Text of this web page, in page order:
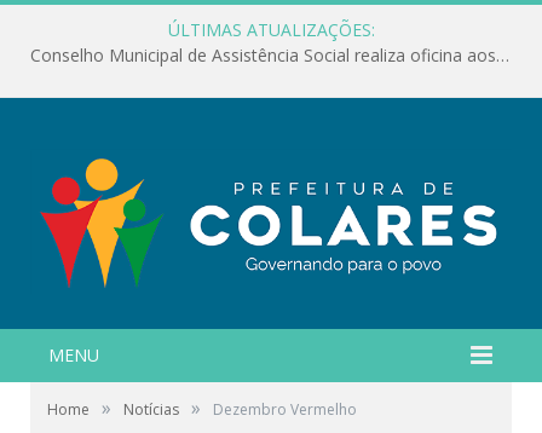
ÚLTIMAS ATUALIZAÇÕES:
Conselho Municipal de Assistência Social realiza oficina aos servidores
MENU
Home » Notícias » Dezembro Vermelho